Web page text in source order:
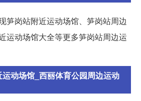
笋岗站附近运动场馆、笋岗站周边
运动场馆大全等更多笋岗站周边运
动场馆_西丽体育公园周边运动